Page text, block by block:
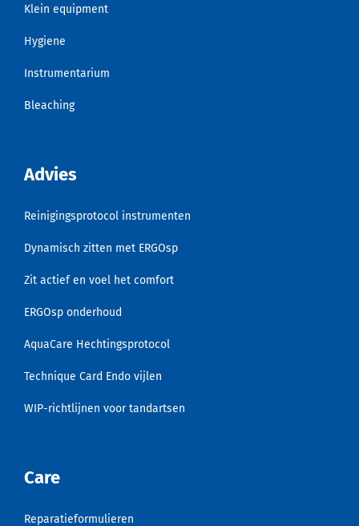
Klein equipment
Hygiene
Instrumentarium
Bleaching
Advies
Reinigingsprotocol instrumenten
Dynamisch zitten met ERGOsp
Zit actief en voel het comfort
ERGOsp onderhoud
AquaCare Hechtingsprotocol
Technique Card Endo vijlen
WIP-richtlijnen voor tandartsen
Care
Reparatieformulieren